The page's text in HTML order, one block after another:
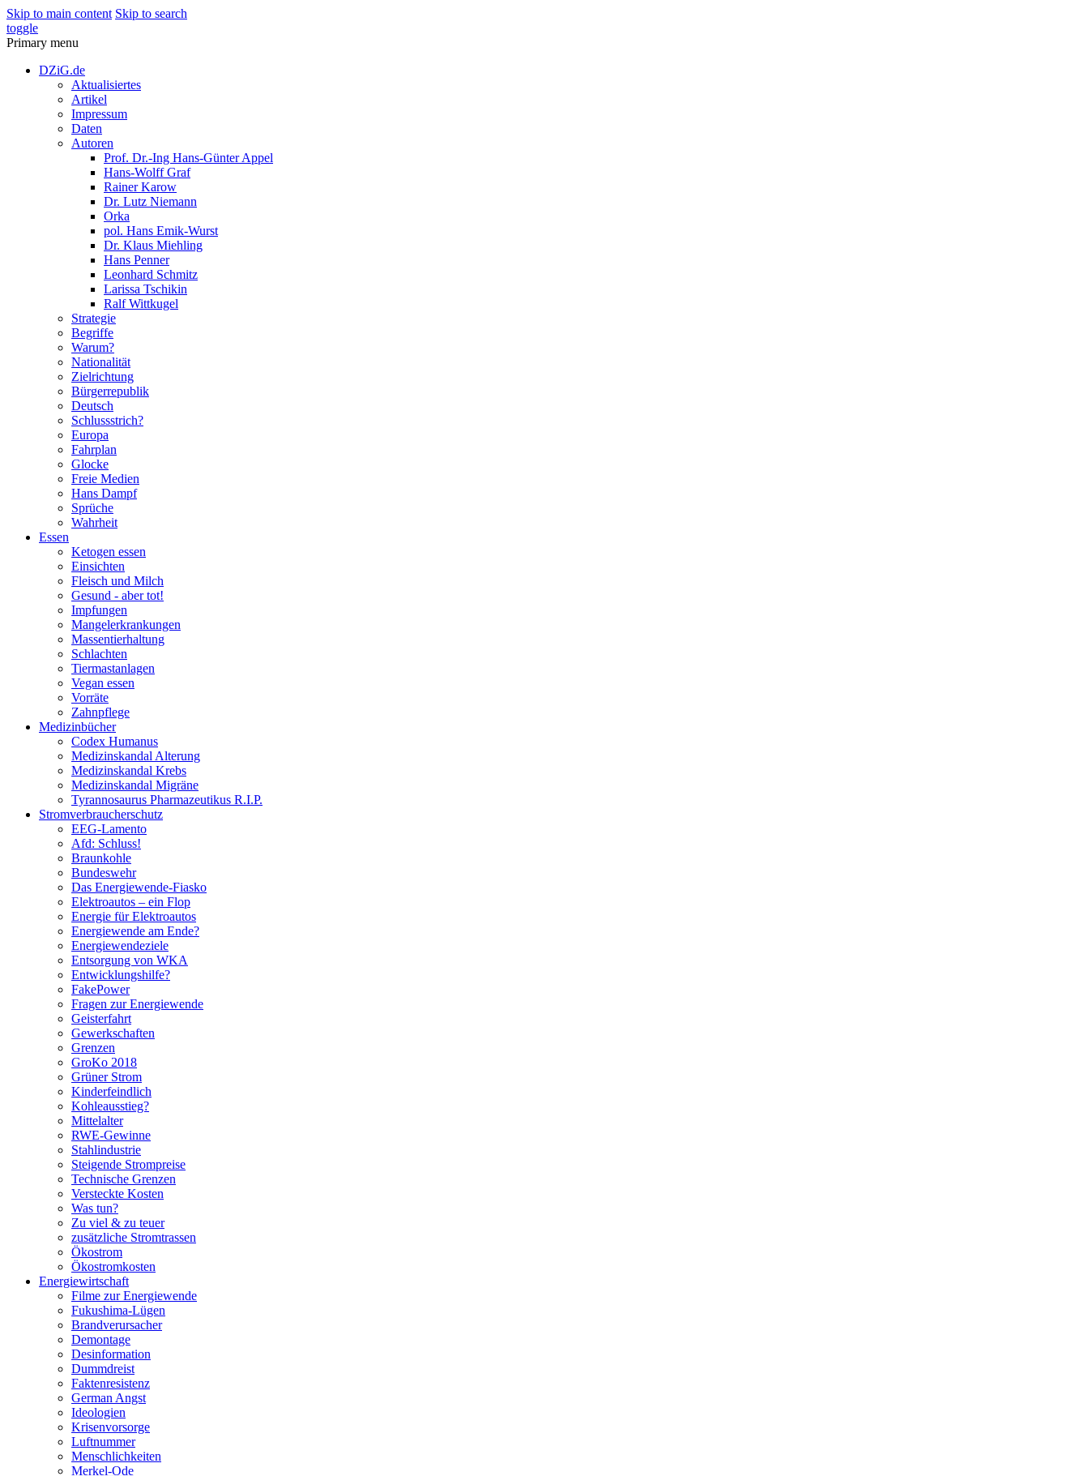
Skip to main content Skip to search
toggle
Primary menu
DZiG.de
Aktualisiertes
Artikel
Impressum
Daten
Autoren
Prof. Dr.-Ing Hans-Günter Appel
Hans-Wolff Graf
Rainer Karow
Dr. Lutz Niemann
Orka
pol. Hans Emik-Wurst
Dr. Klaus Miehling
Hans Penner
Leonhard Schmitz
Larissa Tschikin
Ralf Wittkugel
Strategie
Begriffe
Warum?
Nationalität
Zielrichtung
Bürgerrepublik
Deutsch
Schlussstrich?
Europa
Fahrplan
Glocke
Freie Medien
Hans Dampf
Sprüche
Wahrheit
Essen
Ketogen essen
Einsichten
Fleisch und Milch
Gesund - aber tot!
Impfungen
Mangelerkrankungen
Massentierhaltung
Schlachten
Tiermastanlagen
Vegan essen
Vorräte
Zahnpflege
Medizinbücher
Codex Humanus
Medizinskandal Alterung
Medizinskandal Krebs
Medizinskandal Migräne
Tyrannosaurus Pharmazeutikus R.I.P.
Stromverbraucherschutz
EEG-Lamento
Afd: Schluss!
Braunkohle
Bundeswehr
Das Energiewende-Fiasko
Elektroautos – ein Flop
Energie für Elektroautos
Energiewende am Ende?
Energiewendeziele
Entsorgung von WKA
Entwicklungshilfe?
FakePower
Fragen zur Energiewende
Geisterfahrt
Gewerkschaften
Grenzen
GroKo 2018
Grüner Strom
Kinderfeindlich
Kohleausstieg?
Mittelalter
RWE-Gewinne
Stahlindustrie
Steigende Strompreise
Technische Grenzen
Versteckte Kosten
Was tun?
Zu viel & zu teuer
zusätzliche Stromtrassen
Ökostrom
Ökostromkosten
Energiewirtschaft
Filme zur Energiewende
Fukushima-Lügen
Brandverursacher
Demontage
Desinformation
Dummdreist
Faktenresistenz
German Angst
Ideologien
Krisenvorsorge
Luftnummer
Menschlichkeiten
Merkel-Ode